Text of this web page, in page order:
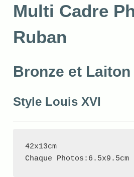
Multi Cadre
Ruban
Bronze et Laiton
Style Louis XVI
42x13cm
Chaque Photos:6.5x9.5cm